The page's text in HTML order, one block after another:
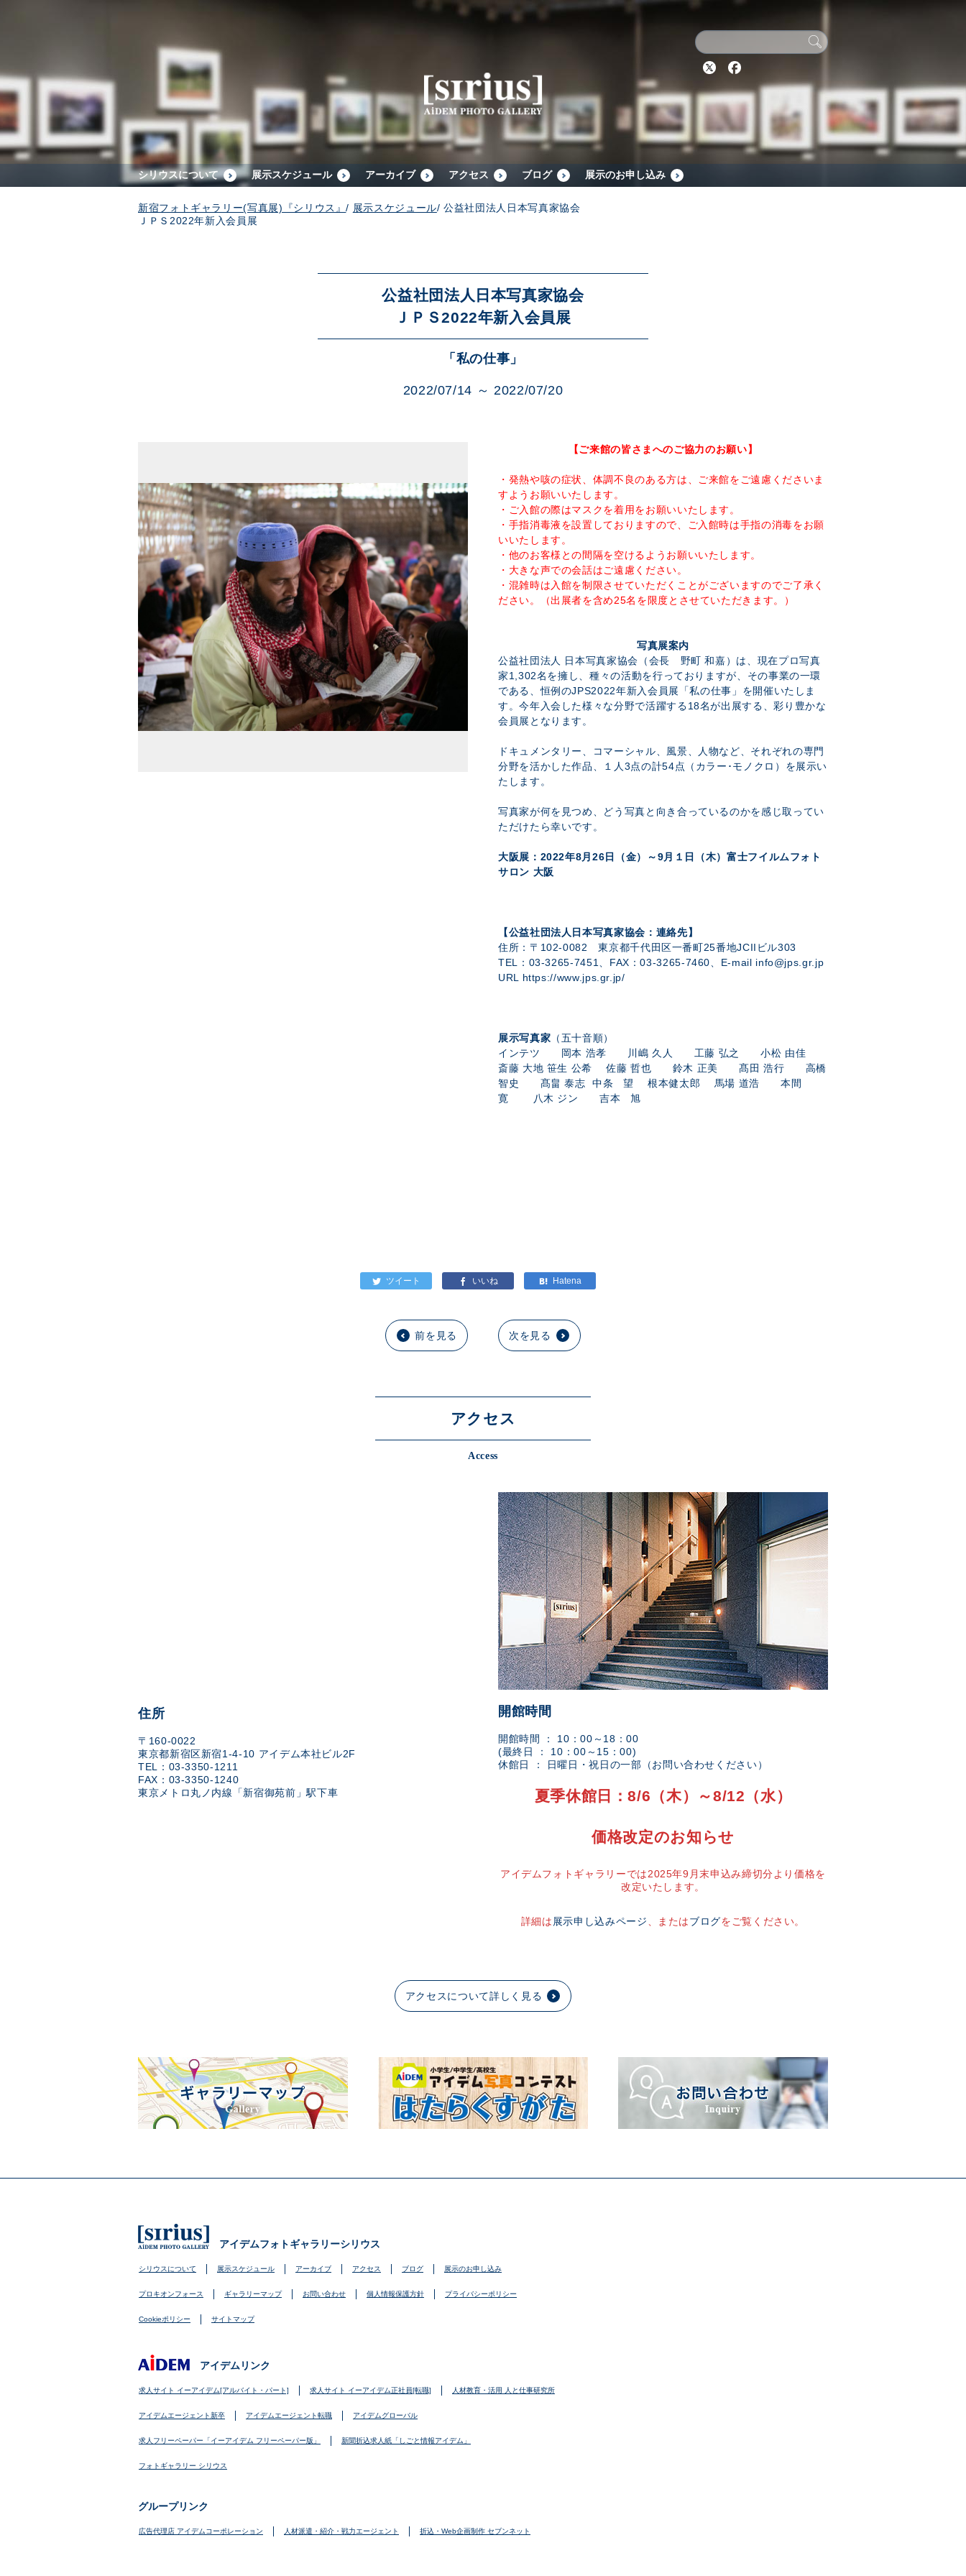
Twitter
シリウスについて 展示スケジュール アーカイブ アクセス ブログ 展示のお申し込み
新宿フォトギャラリー(写真展)『シリウス』/ 展示スケジュール/公益社団法人日本写真家協会
ＪＰＳ2022年新入会員展
公益社団法人日本写真家協会
ＪＰＳ2022年新入会員展
「私の仕事」
2022/07/14 ～ 2022/07/20
【ご来館の皆さまへのご協力のお願い】
・発熱や咳の症状、体調不良のある方は、ご来館をご遠慮くださいま
すようお願いいたします。
・ご入館の際はマスクを着用をお願いいたします。
・手指消毒液を設置しておりますので、ご入館時は手指の消毒をお願
いいたします。
・他のお客様との間隔を空けるようお願いいたします。
・大きな声での会話はご遠慮ください。
・混雑時は入館を制限させていただくことがございますのでご了承く
ださい。（出展者を含め25名を限度とさせていただきます。）
写真展案内
公益社団法人 日本写真家協会（会長 野町 和嘉）は、現在プロ写真
家1,302名を擁し、種々の活動を行っておりますが、その事業の一環
である、恒例のJPS2022年新入会員展「私の仕事」を開催いたしま
す。今年入会した様々な分野で活躍する18名が出展する、彩り豊かな
会員展となります。
ドキュメンタリー、コマーシャル、風景、人物など、それぞれの専門
分野を活かした作品、１人3点の計54点（カラー･モノクロ）を展示い
たします。
写真家が何を見つめ、どう写真と向き合っているのかを感じ取ってい
ただけたら幸いです。
大阪展：2022年8月26日（金）～9月１日（木）富士フイルムフォト
サロン 大阪
【公益社団法人日本写真家協会：連絡先】
住所：〒102-0082 東京都千代田区一番町25番地JCIIビル303
TEL：03-3265-7451、FAX：03-3265-7460、E-mail info@jps.gr.jp
URL https://www.jps.gr.jp/
展示写真家 （五十音順）
インテツ 岡本 浩孝 川嶋 久人 工藤 弘之 小松 由佳
斎藤 大地 笹生 公希 佐藤 哲也 鈴木 正美 髙田 浩行 高橋
智史 髙畠 泰志 中条 望 根本健太郎 馬場 道浩 本間
寛 八木 ジン 吉本 旭
前を見る 次を見る
アクセス
Access
住所
〒160-0022
東京都新宿区新宿1-4-10 アイデム本社ビル2F
TEL：03-3350-1211
FAX：03-3350-1240
東京メトロ丸ノ内線「新宿御苑前」駅下車
開館時間
開館時間 ： 10：00～18：00
(最終日 ： 10：00～15：00)
休館日 ： 日曜日・祝日の一部（お問い合わせください）
夏季休館日：8/6（木）～8/12（水）
価格改定のお知らせ
アイデムフォトギャラリーでは2025年9月末申込み締切分より価格を
改定いたします。
詳細は 展示申し込みページ 、またはブログをご覧ください。
アクセスについて詳しく見る
アイデムフォトギャラリーシリウス
シリウスについて 展示スケジュール アーカイブ アクセス ブログ 展示のお申し込み
プロキオンフォース ギャラリーマップ お問い合わせ 個人情報保護方針 プライバシーポリシー
Cookieポリシー サイトマップ
アイデムリンク
求人サイト イーアイデム[アルバイト・パート] 求人サイト イーアイデム正社員[転職] 人材教育・活用 人と仕事研究所
アイデムエージェント新卒 アイデムエージェント転職 アイデムグローバル
求人フリーペーパー「イーアイデム フリーペーパー版」 新聞折込求人紙「しごと情報アイデム」
フォトギャラリー シリウス
グループリンク
広告代理店 アイデムコーポレーション 人材派遣・紹介・戦力エージェント 折込・Web企画制作 セブンネット
展示スケジュール
アーカイブ
ブログ
展示のお申し込み